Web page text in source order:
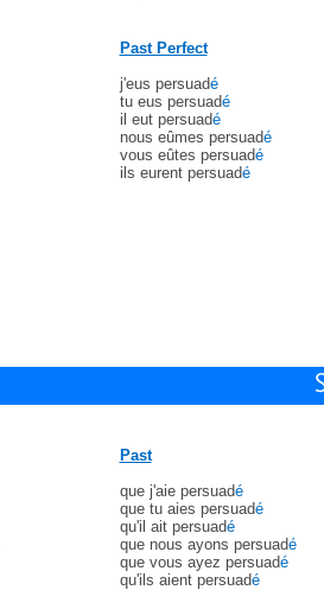
Past Perfect
j'eus persuadé
tu eus persuadé
il eut persuadé
nous eûmes persuadé
vous eûtes persuadé
ils eurent persuadé
Past
que j'aie persuadé
que tu aies persuadé
qu'il ait persuadé
que nous ayons persuadé
que vous ayez persuadé
qu'ils aient persuadé